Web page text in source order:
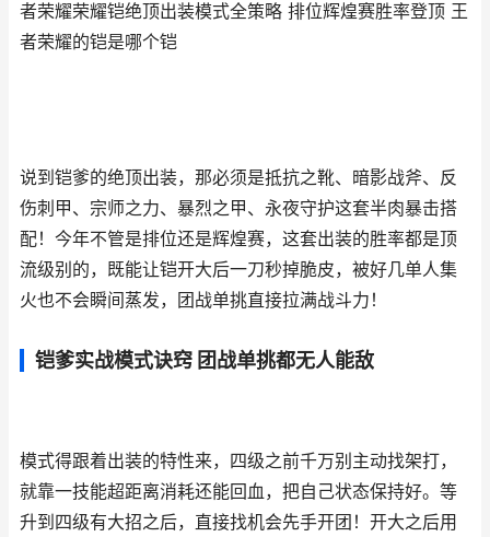
者荣耀荣耀铠绝顶出装模式全策略 排位辉煌赛胜率登顶 王
者荣耀的铠是哪个铠
说到铠爹的绝顶出装，那必须是抵抗之靴、暗影战斧、反
伤刺甲、宗师之力、暴烈之甲、永夜守护这套半肉暴击搭
配！今年不管是排位还是辉煌赛，这套出装的胜率都是顶
流级别的，既能让铠开大后一刀秒掉脆皮，被好几单人集
火也不会瞬间蒸发，团战单挑直接拉满战斗力！
铠爹实战模式诀窍 团战单挑都无人能敌
模式得跟着出装的特性来，四级之前千万别主动找架打，
就靠一技能超距离消耗还能回血，把自己状态保持好。等
升到四级有大招之后，直接找机会先手开团！开大之后用